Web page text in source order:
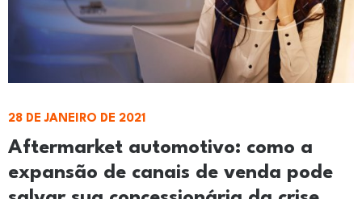
Aftermarket automotivo: como a
expansão de canais de venda pode
28 DE JANEIRO DE 2021